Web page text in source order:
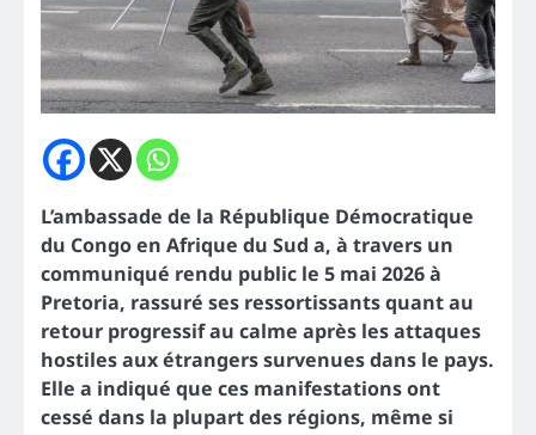
L’ambassade de la République Démocratique
du Congo en Afrique du Sud a, à travers un
communiqué rendu public le 5 mai 2026 à
Pretoria, rassuré ses ressortissants quant au
retour progressif au calme après les attaques
hostiles aux étrangers survenues dans le pays.
Elle a indiqué que ces manifestations ont
cessé dans la plupart des régions, même si